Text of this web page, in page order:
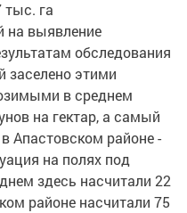
тыс. га
на выявление
обследования
заселено этими
в среднем
на гектар, а самый
Апастовском районе -
на полях под
здесь насчитали 22
районе насчитали 75